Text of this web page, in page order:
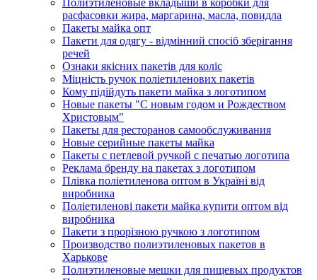
расфасовки жира, маргарина, масла, повидла
Пакеты майка опт
Пакети для одягу - відмінний спосіб зберігання
речей
Ознаки якісних пакетів для коліс
Міцність ручок поліетиленових пакетів
Кому підійдуть пакети майка з логотипом
Новые пакеты "С новым годом и Рождеством
Христовым"
Пакеты для ресторанов самообслуживания
Новые серийные пакеты майка
Пакеты с петлевой ручкой с печатью логотипа
Реклама бренду на пакетах з логотипом
Плівка поліетиленова оптом в Україні від
виробника
Поліетиленові пакети майка купити оптом від
виробника
Пакети з прорізною ручкою з логотипом
Производство полиэтиленовых пакетов в
Харькове
Полиэтиленовые мешки для пищевых продуктов